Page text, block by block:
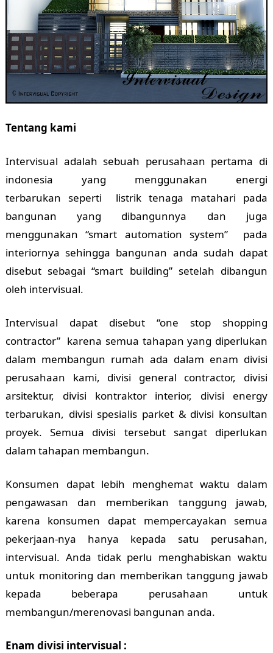
Tentang kami
Intervisual adalah sebuah perusahaan pertama di
indonesia yang menggunakan energi
terbarukan seperti listrik tenaga matahari pada
bangunan yang dibangunnya dan juga
menggunakan “smart automation system” pada
interiornya sehingga bangunan anda sudah dapat
disebut sebagai “smart building” setelah dibangun
oleh intervisual.
Intervisual dapat disebut “one stop shopping
contractor” karena semua tahapan yang diperlukan
dalam membangun rumah ada dalam enam divisi
perusahaan kami, divisi general contractor, divisi
arsitektur, divisi kontraktor interior, divisi energy
terbarukan, divisi spesialis parket & divisi konsultan
proyek. Semua divisi tersebut sangat diperlukan
dalam tahapan membangun.
Konsumen dapat lebih menghemat waktu dalam
pengawasan dan memberikan tanggung jawab,
karena konsumen dapat mempercayakan semua
pekerjaan-nya hanya kepada satu perusahan,
intervisual. Anda tidak perlu menghabiskan waktu
untuk monitoring dan memberikan tanggung jawab
kepada beberapa perusahaan untuk
membangun/merenovasi bangunan anda.
Enam divisi intervisual :